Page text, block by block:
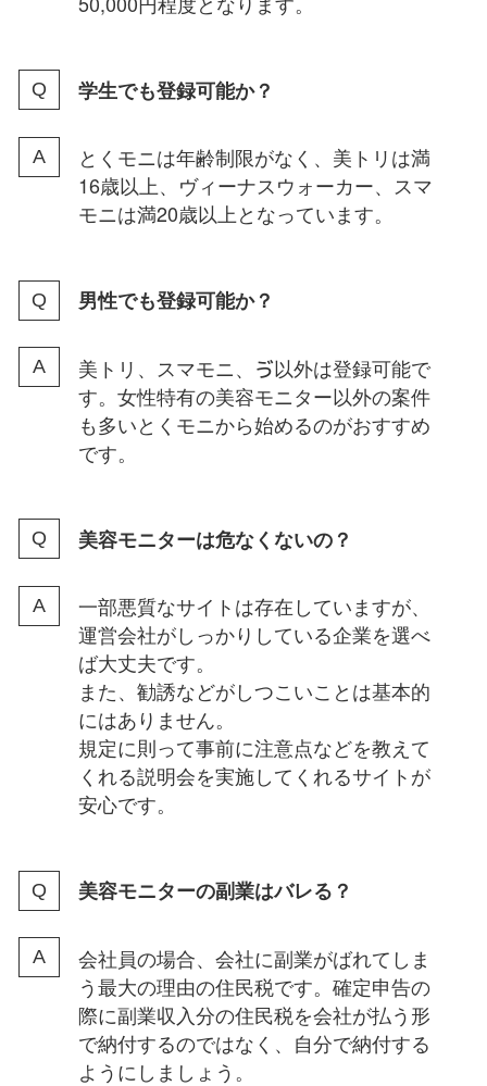
学生でも登録可能か？
とくモニは年齢制限がなく、美トリは満
16歳以上、ヴィーナスウォーカー、スマ
モニは満20歳以上となっています。
男性でも登録可能か？
美トリ、スマモニ、ゔ以外は登録可能で
す。女性特有の美容モニター以外の案件
も多いとくモニから始めるのがおすすめ
です。
美容モニターは危なくないの？
一部悪質なサイトは存在していますが、
運営会社がしっかりしている企業を選べ
ば大丈夫です。
また、勧誘などがしつこいことは基本的
にはありません。
規定に則って事前に注意点などを教えて
くれる説明会を実施してくれるサイトが
安心です。
美容モニターの副業はバレる？
会社員の場合、会社に副業がばれてしま
う最大の理由の住民税です。確定申告の
際に副業収入分の住民税を会社が払う形
で納付するのではなく、自分で納付する
ようにしましょう。